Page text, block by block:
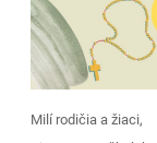
Milí rodičia a žiaci,